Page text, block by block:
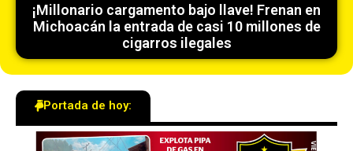
¡Millonario cargamento bajo llave! Frenan en
Michoacán la entrada de casi 10 millones de
cigarros ilegales
Portada de hoy: